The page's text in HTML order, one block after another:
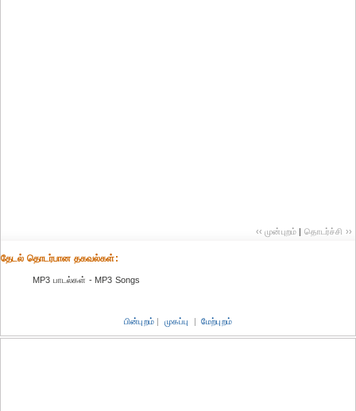
‹‹ முன்புறம் | தொடர்ச்சி ››
தேட‌ல் தொட‌ர்பான தகவ‌ல்க‌ள்:
MP3 பாடல்கள் - MP3 Songs
பின்புறம் | முகப்பு | மேற்புறம்